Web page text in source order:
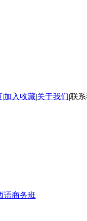
|加入收藏|关于我们|联
语商务班